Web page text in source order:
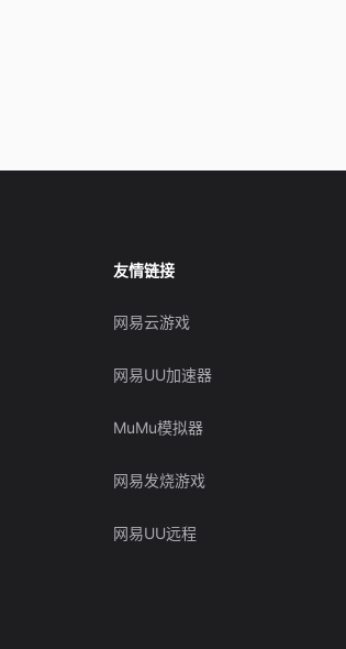
友情链接
网易云游戏
网易UU加速器
MuMu模拟器
网易发烧游戏
网易UU远程